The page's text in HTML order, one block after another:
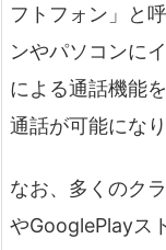
フトフォン」と
ンやパソコンに
による通話機能
通話が可能になり
なお、多くのク
やGooglePlayス